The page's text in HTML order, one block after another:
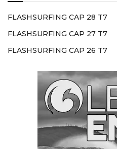
FLASHSURFING CAP 28 T7
FLASHSURFING CAP 27 T7
FLASHSURFING CAP 26 T7